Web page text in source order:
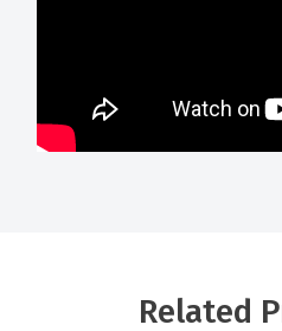
Related